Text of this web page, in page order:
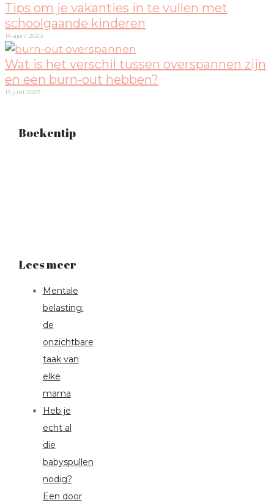
Tips om je vakanties in te vullen met
schoolgaande kinderen
14 april 2023
Wat is het verschil tussen overspannen zijn
en een burn-out hebben?
13 juni 2023
Boekentip
Lees meer
Mentale
belasting:
de
onzichtbare
taak van
elke
mama
Heb je
echt al
die
babyspullen
nodig?
Een door